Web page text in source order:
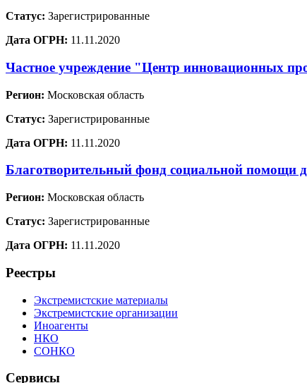
Статус: Зарегистрированные
Дата ОГРН: 11.11.2020
Частное учреждение "Центр инновационных
Регион: Московская область
Статус: Зарегистрированные
Дата ОГРН: 11.11.2020
Благотворительный фонд социальной
Регион: Московская область
Статус: Зарегистрированные
Дата ОГРН: 11.11.2020
Реестры
Экстремистские материалы
Экстремистские организации
Иноагенты
НКО
СОНКО
Сервисы